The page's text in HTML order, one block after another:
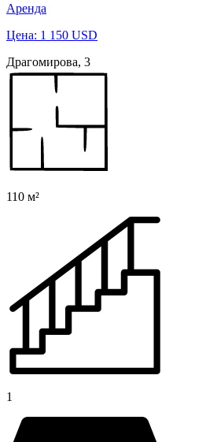
Аренда
Цена: 1 150 USD
Драгомирова, 3
110 м²
1